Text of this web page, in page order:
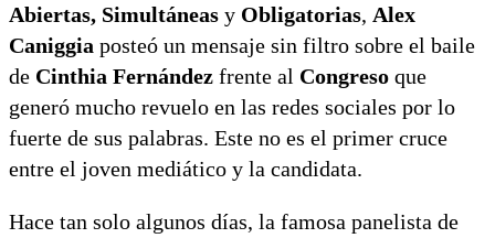
Abiertas, Simultáneas y Obligatorias, Alex
Caniggia posteó un mensaje sin filtro sobre el baile
de Cinthia Fernández frente al Congreso que
generó mucho revuelo en las redes sociales por lo
fuerte de sus palabras. Este no es el primer cruce
entre el joven mediático y la candidata.
Hace tan solo algunos días, la famosa panelista de